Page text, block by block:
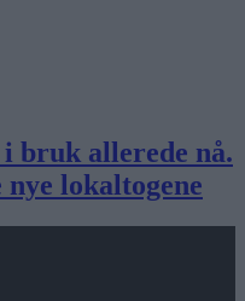
bruk allerede nå.
lokaltogene